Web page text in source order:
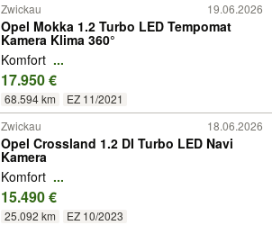
Zwickau 19.06.2026
Opel Mokka 1.2 Turbo LED Tempomat
Kamera Klima 360°
Komfort ...
17.950 €
68.594 km EZ 11/2021
Zwickau 18.06.2026
Opel Crossland 1.2 DI Turbo LED Navi
Kamera
Komfort ...
15.490 €
25.092 km EZ 10/2023